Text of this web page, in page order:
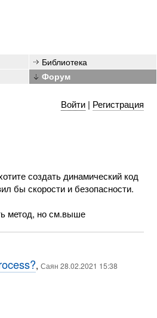
Библиотека
Форум
Войти| Регистрация
создать динамический код
бы скорости и безопасности.
метод, но см.выше
, Саян 28.02.2021 15:38